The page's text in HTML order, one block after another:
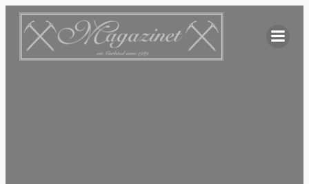
Hoppa
innehåll